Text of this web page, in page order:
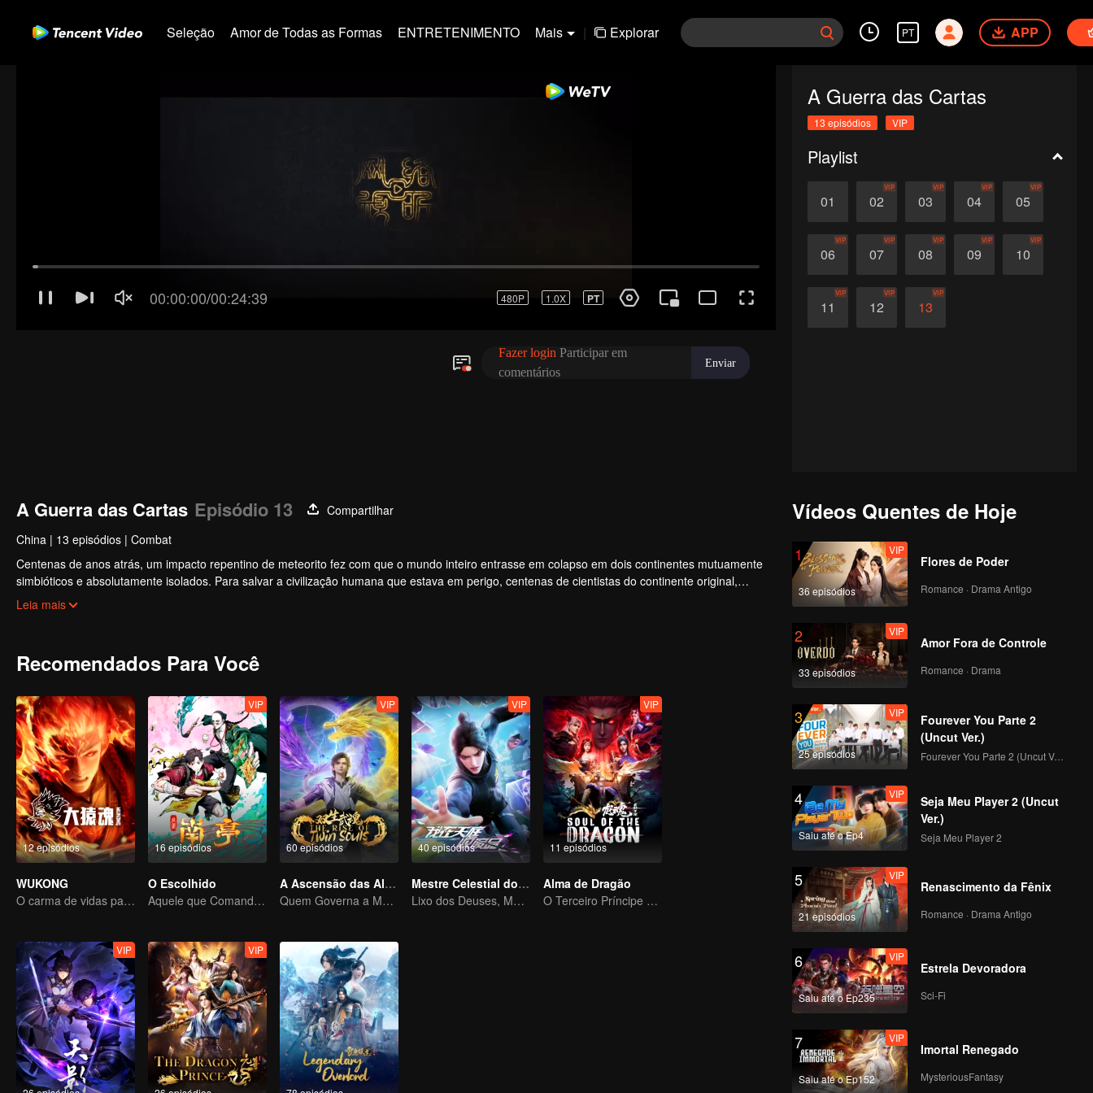
Seleção Amor de Todas as Formas ENTRETENIMENTO Mais | Explorar PT APP
A Guerra das Cartas
13 episódios VIP
Playlist
01 02
VIP
03
VIP
04
VIP
05
VIP
06
VIP
07
VIP
08
VIP
09
VIP
10
VIP
11
VIP
12
VIP
13
VIP
A Guerra das Cartas Episódio 13
Compartilhar
China | 13 episódios | Combat
Centenas de anos atrás, um impacto repentino de meteorito fez com que o mundo inteiro entrasse em colapso em dois continentes mutuamente
simbióticos e absolutamente isolados. Para salvar a civilização humana que estava em perigo, centenas de cientistas do continente original,
liderados por Rosenberg, reuniram a força de vários países para desenvolver um novo dispositivo de fornecimento de energia (cartão).
Leia mais
Recomendados Para Você
12 episódios
WUKONG
O carma de vidas passadas está destinado a destruir os céus.
16 episódios
VIP
O Escolhido
Aquele que Comanda os Céus — Que Comece a Batalha!
60 episódios
VIP
A Ascensão das Almas Gêmeas
Quem Governa a Maré? Poder Divino Inigualável
40 episódios
VIP
Mestre Celestial do Ferro Velho
Lixo dos Deuses, Matando os Inimigos do Céu
11 episódios
VIP
Alma de Dragão
O Terceiro Príncipe do Mar do Leste invoca Nezha das Sombras para a sua morte
VIP VIP
Vídeos Quentes de Hoje
1
36 episódios
VIP
Flores de Poder
Romance · Drama Antigo
2
33 episódios
VIP
Amor Fora de Controle
Romance · Drama
3
25 episódios
VIP
Fourever You Parte 2
(Uncut Ver.)
Fourever You Parte 2 (Uncut Ver.)
4
Saiu até o Ep4
VIP
Seja Meu Player 2 (Uncut
Ver.)
Seja Meu Player 2
5
21 episódios
VIP
Renascimento da Fênix
Romance · Drama Antigo
6
Saiu até o Ep235
VIP
Estrela Devoradora
Sci-Fi
7
Saiu até o Ep152
VIP
Imortal Renegado
MysteriousFantasy